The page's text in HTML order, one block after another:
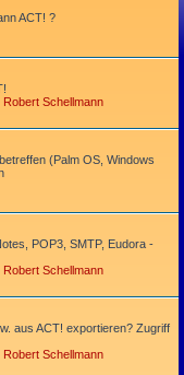
ACT! ?
Robert Schellmann
(Palm OS, Windows
POP3, SMTP, Eudora -
Robert Schellmann
aus ACT! exportieren? Zugriff
Robert Schellmann